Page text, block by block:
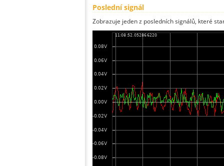
Poslední signál
Zobrazuje jeden z posledních signálů, které